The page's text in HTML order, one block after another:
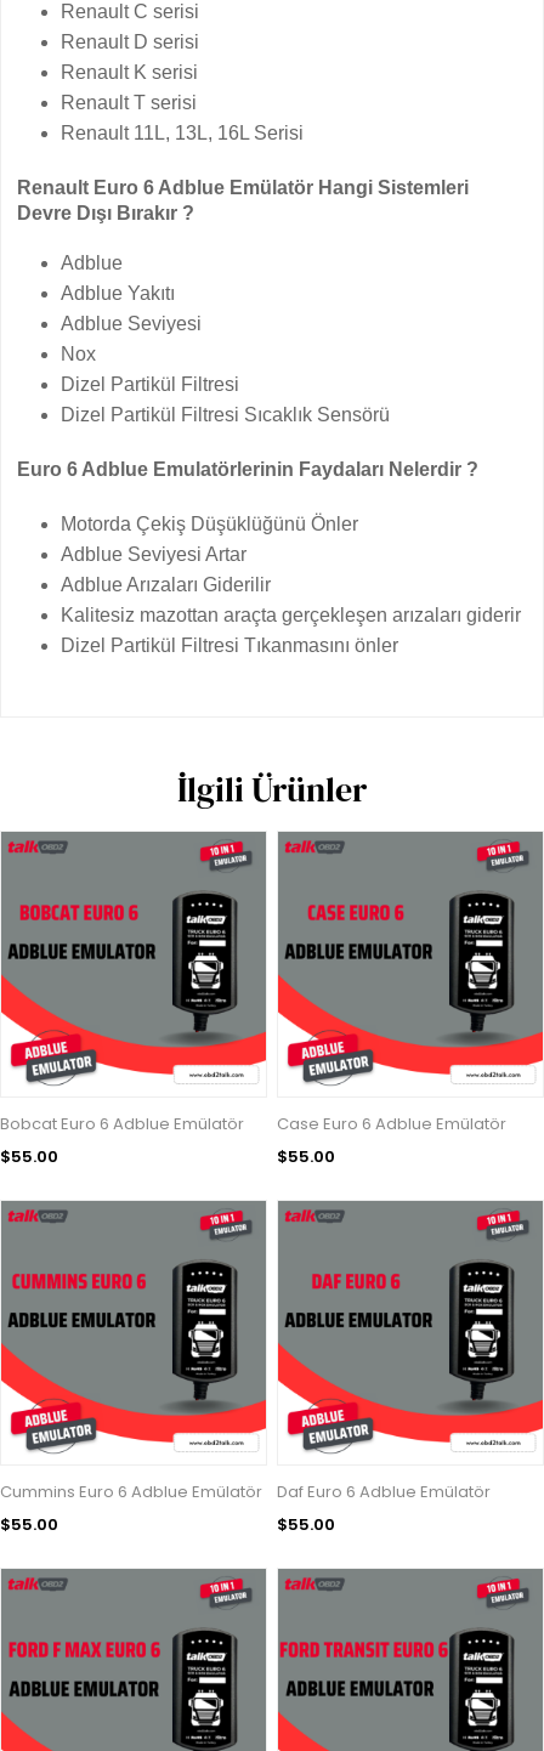
Renault C serisi
Renault D serisi
Renault K serisi
Renault T serisi
Renault 11L, 13L, 16L Serisi
Renault Euro 6 Adblue Emülatör Hangi Sistemleri
Devre Dışı Bırakır ?
Adblue
Adblue Yakıtı
Adblue Seviyesi
Nox
Dizel Partikül Filtresi
Dizel Partikül Filtresi Sıcaklık Sensörü
Euro 6 Adblue Emulatörlerinin Faydaları Nelerdir ?
Motorda Çekiş Düşüklüğünü Önler
Adblue Seviyesi Artar
Adblue Arızaları Giderilir
Kalitesiz mazottan araçta gerçekleşen arızaları giderir
Dizel Partikül Filtresi Tıkanmasını önler
İlgili Ürünler
Bobcat Euro 6 Adblue Emülatör
$55.00
Case Euro 6 Adblue Emülatör
$55.00
Cummins Euro 6 Adblue Emülatör
$55.00
Daf Euro 6 Adblue Emülatör
$55.00